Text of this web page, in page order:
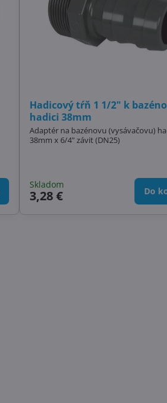
Hadicový tŕň 1 1/2" k
hadici 38mm
Adaptér na bazénovu (vysávačovu)
38mm x 6/4" závit (DN25)
Skladom
3,28 € Do